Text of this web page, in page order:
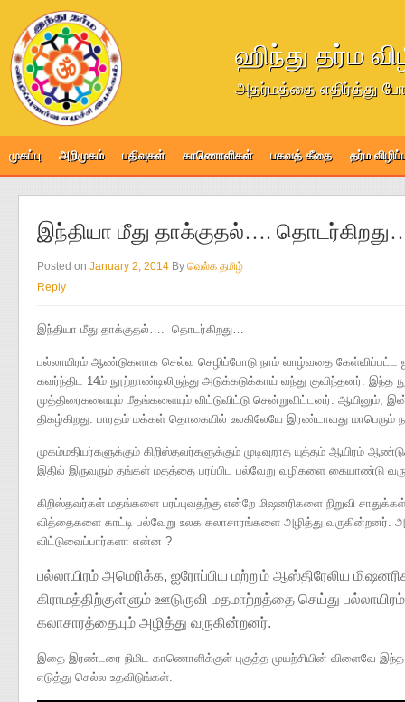
ஹிந்து தர்ம
அதர்மத்தை எதிர்த்து
முகப்பு அறிமுகம் பதிவுகள் காணொளிகள் பகவத் கீதை தர்ம
இந்தியா மீது தாக்குதல்….
Posted on January 2, 2014 By வெல்க தமிழ்
Reply
இந்தியா மீது தாக்குதல்…. தொடர்கிறது…
பல்லாயிரம் ஆண்டுகளாக செல்வ செழிப்போடு நாம் வாழ்வதை கேள்விப்பட்ட
கவர்ந்திட 14ம் நூற்றாண்டிலிருந்து அடுக்கடுக்காய் வந்து குவிந்தனர்.
முத்திரைகளையும் மீதங்களையும் விட்டுவிட்டு சென்றுவிட்டனர். ஆயினும்,
திகழ்கிறது. பாரதம் மக்கள் தொகையில் உலகிலேயே இரண்டாவது மாபெரும்
முகம்மதியர்களுக்கும் கிறிஸ்தவர்களுக்கும் முடிவுறாத யுத்தம் ஆயிரம்
இதில் இருவரும் தங்கள் மதத்தை பரப்பிட பல்வேறு வழிகளை கையாண்டு
கிறிஸ்தவர்கள் மதங்களை பரப்புவதற்கு என்றே மிஷனரிகளை நிறுவி
வித்தைகளை காட்டி பல்வேறு உலக கலாசாரங்களை அழித்து
விட்டுவைப்பார்களா என்ன ?
பல்லாயிரம் அமெரிக்க, ஐரோப்பிய மற்றும் ஆஸ்திரேலிய
கிராமத்திற்குள்ளும் ஊடுருவி மதமாற்றத்தை செய்து
கலாசாரத்தையும் அழித்து வருகின்றனர்.
இதை இரண்டரை நிமிட காணொளிக்குள் புகுத்த முயற்சியின் விளைவே
எடுத்து செல்ல உதவிடுங்கள்.